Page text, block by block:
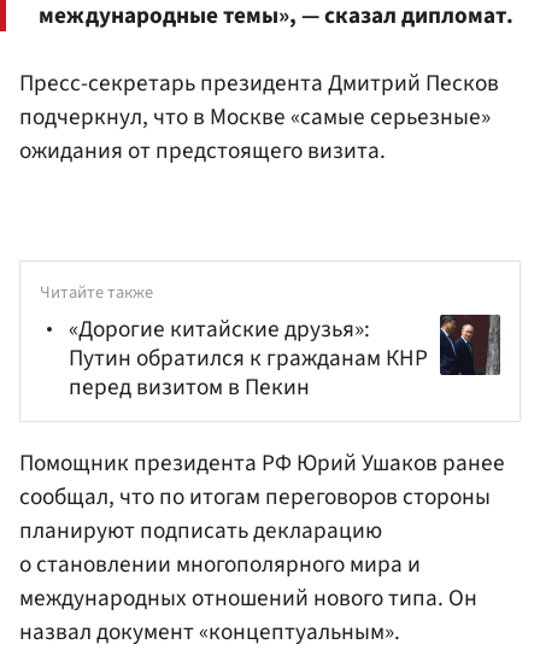
международные темы», — сказал дипломат.
Пресс-секретарь президента Дмитрий Песков
подчеркнул, что в Москве «самые серьезные»
ожидания от предстоящего визита.
Читайте также
«Дорогие китайские друзья»:
Путин обратился к гражданам КНР
перед визитом в Пекин
Помощник президента РФ Юрий Ушаков ранее
сообщал, что по итогам переговоров стороны
планируют подписать декларацию
о становлении многополярного мира и
международных отношений нового типа. Он
назвал документ «концептуальным».